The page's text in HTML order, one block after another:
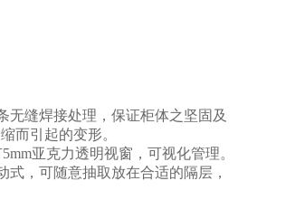
无缝焊接处理，保证柜体之坚固及
而引起的变形。
亚克力透明视窗，可视化管理。
，可随意抽取放在合适的隔层，